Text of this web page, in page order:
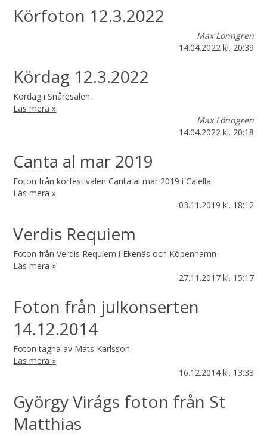
Körfoton 12.3.2022
Max Lönngren
14.04.2022 kl. 20:39
Kördag 12.3.2022
Kördag i Snåresalen.
Läs mera »
Max Lönngren
14.04.2022 kl. 20:18
Canta al mar 2019
Foton från körfestivalen Canta al mar 2019 i Calella
Läs mera »
03.11.2019 kl. 18:12
Verdis Requiem
Foton från Verdis Requiem i Ekenäs och Köpenhamn
Läs mera »
27.11.2017 kl. 15:17
Foton från julkonserten
14.12.2014
Foton tagna av Mats Karlsson
Läs mera »
16.12.2014 kl. 13:33
György Virágs foton från St
Matthias